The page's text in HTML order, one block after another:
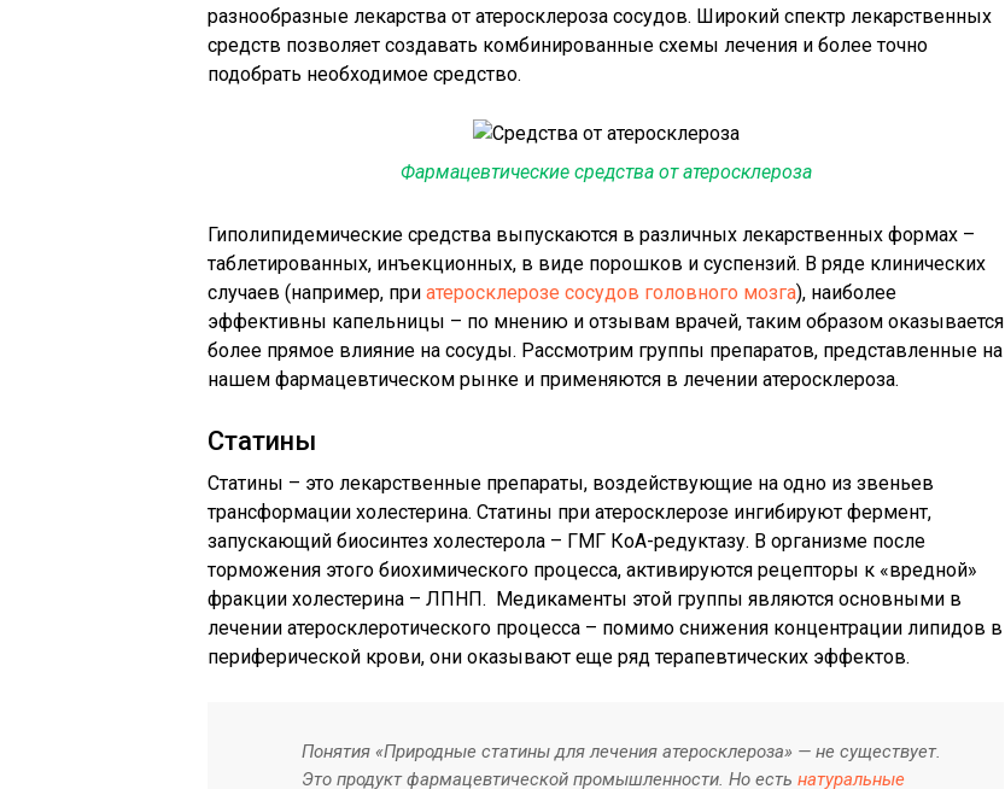
разнообразные лекарства от атеросклероза сосудов. Широкий спектр лекарственных
средств позволяет создавать комбинированные схемы лечения и более точно
подобрать необходимое средство.
Фармацевтические средства от атеросклероза
Гиполипидемические средства выпускаются в различных лекарственных формах –
таблетированных, инъекционных, в виде порошков и суспензий. В ряде клинических
случаев (например, при атеросклерозе сосудов головного мозга), наиболее
эффективны капельницы – по мнению и отзывам врачей, таким образом оказывается
более прямое влияние на сосуды. Рассмотрим группы препаратов, представленные на
нашем фармацевтическом рынке и применяются в лечении атеросклероза.
Статины
Статины – это лекарственные препараты, воздействующие на одно из звеньев
трансформации холестерина. Статины при атеросклерозе ингибируют фермент,
запускающий биосинтез холестерола – ГМГ КоА-редуктазу. В организме после
торможения этого биохимического процесса, активируются рецепторы к «вредной»
фракции холестерина – ЛПНП. Медикаменты этой группы являются основными в
лечении атеросклеротического процесса – помимо снижения концентрации липидов в
периферической крови, они оказывают еще ряд терапевтических эффектов.
Понятия «Природные статины для лечения атеросклероза» — не существует.
Это продукт фармацевтической промышленности. Но есть натуральные